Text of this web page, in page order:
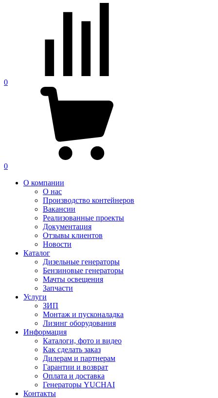
0
0
О компании
О нас
Производство контейнеров
Вакансии
Реализованные проекты
Документация
Отзывы клиентов
Новости
Каталог
Дизельные генераторы
Бензиновые генераторы
Мачты освещения
Запчасти
Услуги
ЗИП
Монтаж и пусконаладка
Лизинг оборудования
Информация
Каталоги, фото и видео
Как сделать заказ
Дилерам и партнерам
Гарантии и возврат
Оплата и доставка
Генераторы YUCHAI
Контакты